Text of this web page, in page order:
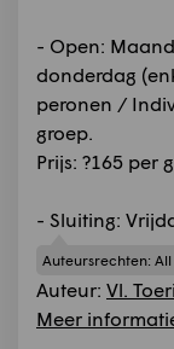
- Open:
donderdag
peronen /
groep.
Prijs: ?165 per
- Sluiting:
Auteursrechten:
Auteur: Vl.
Meer